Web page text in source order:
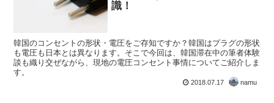
識！
韓国のコンセントの形状・電圧をご存知ですか？韓国はプラグの形状
も電圧も日本とは異なります。そこで今回は、韓国滞在中の筆者体験
談も織り交ぜながら、現地の電圧コンセント事情についてご紹介しま
す。
2018.07.17 namu